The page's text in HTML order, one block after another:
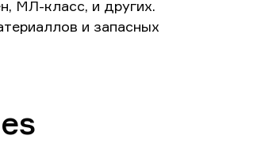
МЛ-класс, и других.
и запасных